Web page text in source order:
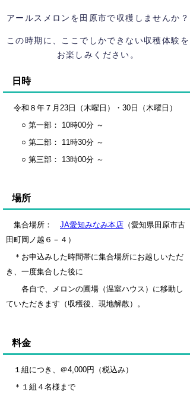
アールスメロンを田原市で収穫しませんか？
この時期に、ここでしかできない収穫体験を
お楽しみください。
日時
令和８年７月23日（木曜日）・30日（木曜日）
○ 第一部： 10時00分 ～
○ 第二部： 11時30分 ～
○ 第三部： 13時00分 ～
場所
集合場所： JA愛知みなみ本店 （愛知県田原市古
田町岡ノ越６－４）
＊お申込みした時間帯に集合場所にお越しいただ
き、一度集合した後に
各自で、メロンの圃場（温室ハウス）に移動し
ていただきます（収穫後、現地解散）。
料金
１組につき、＠4,000円（税込み）
＊１組４名様まで